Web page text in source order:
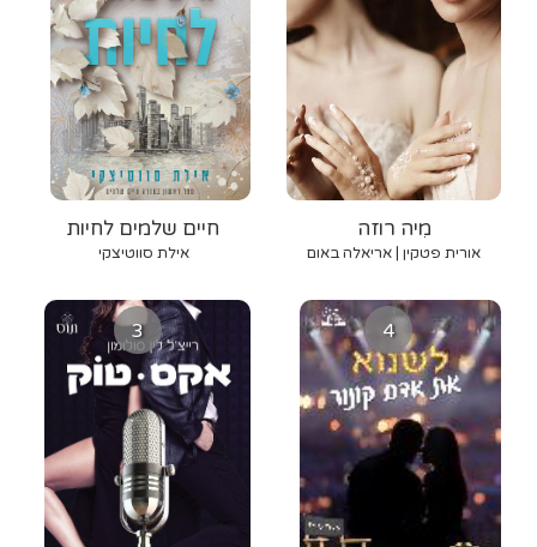
חיים שלמים לחיות
אילת סווטיצקי
מִיה רוזה
אורית פטקין | אריאלה באום
3 4